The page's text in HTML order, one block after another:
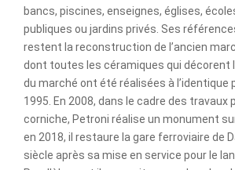
bancs, piscines, enseignes, églises,
publiques ou jardins privés. Ses
restent la reconstruction de l’ancien
dont toutes les céramiques qui décorent
du marché ont été réalisées à l’identique
1995. En 2008, dans le cadre des travaux
corniche, Petroni réalise un monument
en 2018, il restaure la gare ferroviaire de
siècle après sa mise en service pour le